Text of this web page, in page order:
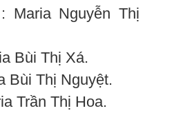
Maria Nguyễn Thị
Bùi Thị Xá.
Bùi Thị Nguyệt.
Trần Thị Hoa.